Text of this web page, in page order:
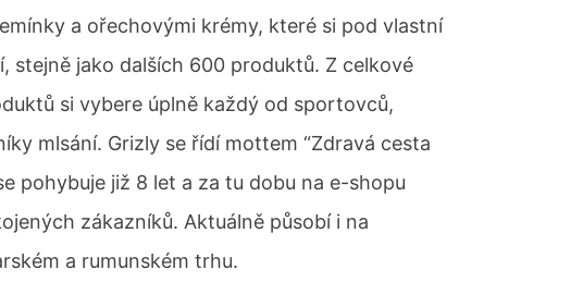
a ořechovými krémy, které si pod vlastní
stejně jako dalších 600 produktů. Z celkové
si vybere úplně každý od sportovců,
mlsání. Grizly se řídí mottem “Zdravá cesta
pohybuje již 8 let a za tu dobu na e-shopu
zákazníků. Aktuálně působí i na
a rumunském trhu.